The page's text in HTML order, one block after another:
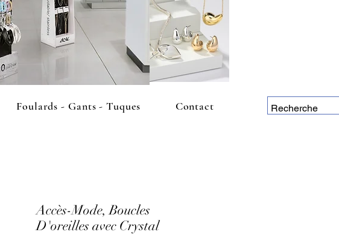
Foulards - Gants - Tuques Contact
Accès-Mode, Boucles
D'oreilles avec Crystal